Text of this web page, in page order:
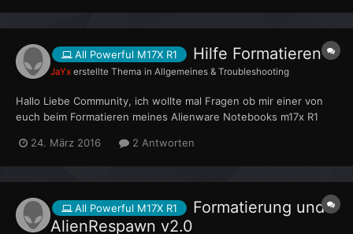
All Powerful M17X R1 Hilfe Formatieren
JaYx erstellte Thema in Allgemeines & Troubleshooting
Hallo Liebe Community, ich wollte mal Fragen ob mir einer von
euch beim Formatieren meines Alienware Notebooks m17x R1
habe massive Probleme mein Notebook wieder ordentlich zum
laufen zu bringen. Es wäre sehr nett wenn mir e...
24. März 2016 2 Antworten
All Powerful M17X R1
Formatierung und
AlienRespawn v2.0